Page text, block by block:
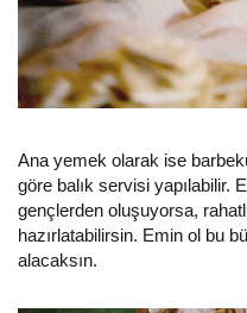
Ana yemek olarak ise
göre balık servisi yapılabilir.
gençlerden oluşuyorsa,
hazırlatabilirsin. Emin ol bu
alacaksın.